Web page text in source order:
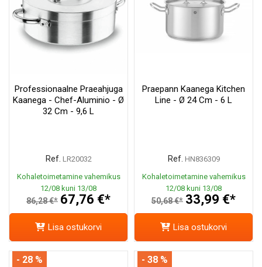
Professionaalne Praeahjuga
Kaanega - Chef-Aluminio - Ø
32 Cm - 9,6 L
Ref. LR20032
Kohaletoimetamine vahemikus
12/08 kuni 13/08
86,28 €* 67,76 €*
Lisa ostukorvi
Praepann Kaanega Kitchen
Line - Ø 24 Cm - 6 L
Ref. HN836309
Kohaletoimetamine vahemikus
12/08 kuni 13/08
50,68 €* 33,99 €*
Lisa ostukorvi
- 28 % - 38 %